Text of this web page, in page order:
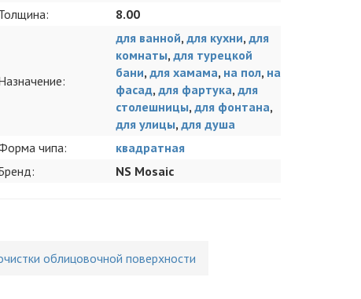
8.00
для ванной, для кухни, для
комнаты, для турецкой
бани, для хамама, на пол, на
фасад, для фартука, для
столешницы, для фонтана,
для улицы, для душа
чипа:
квадратная
NS Mosaic
облицовочной поверхности